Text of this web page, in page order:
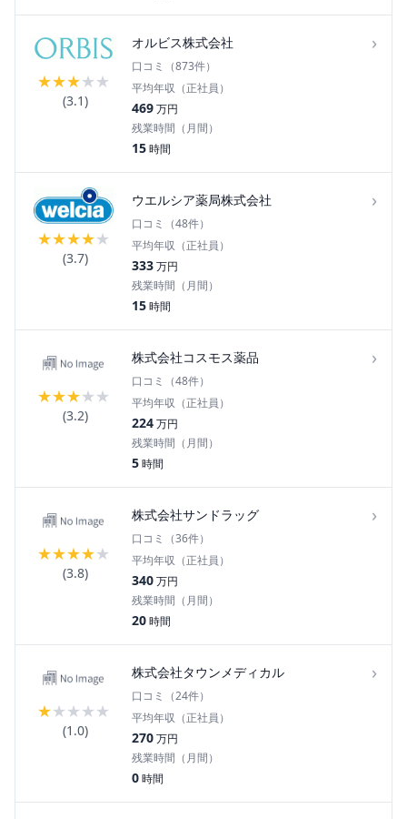
★★★★★
(3.1)
オルビス株式会社 ›
口コミ（873件）
平均年収（正社員）
469万円
残業時間（月間）
15時間
★★★★★
(3.7)
ウエルシア薬局株式会社 ›
口コミ（48件）
平均年収（正社員）
333万円
残業時間（月間）
15時間
★★★★★
(3.2)
株式会社コスモス薬品 ›
口コミ（48件）
平均年収（正社員）
224万円
残業時間（月間）
5時間
★★★★★
(3.8)
株式会社サンドラッグ ›
口コミ（36件）
平均年収（正社員）
340万円
残業時間（月間）
20時間
★★★★★
(1.0)
株式会社タウンメディカル ›
口コミ（24件）
平均年収（正社員）
270万円
残業時間（月間）
0時間